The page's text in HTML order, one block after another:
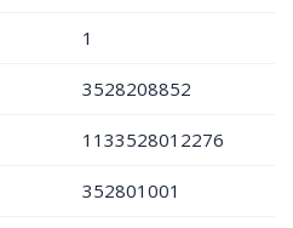
1
3528208852
1133528012276
352801001